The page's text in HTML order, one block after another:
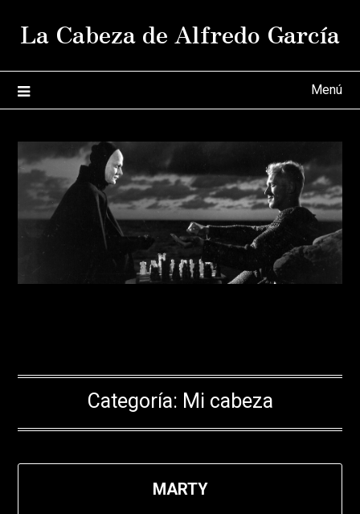
La Cabeza de Alfredo García
Menú
Categoría: Mi cabeza
MARTY